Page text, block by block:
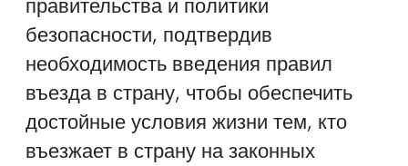
правительства и политики
безопасности, подтвердив
необходимость введения правил
въезда в страну, чтобы обеспечить
достойные условия жизни тем, кто
въезжает в страну на законных